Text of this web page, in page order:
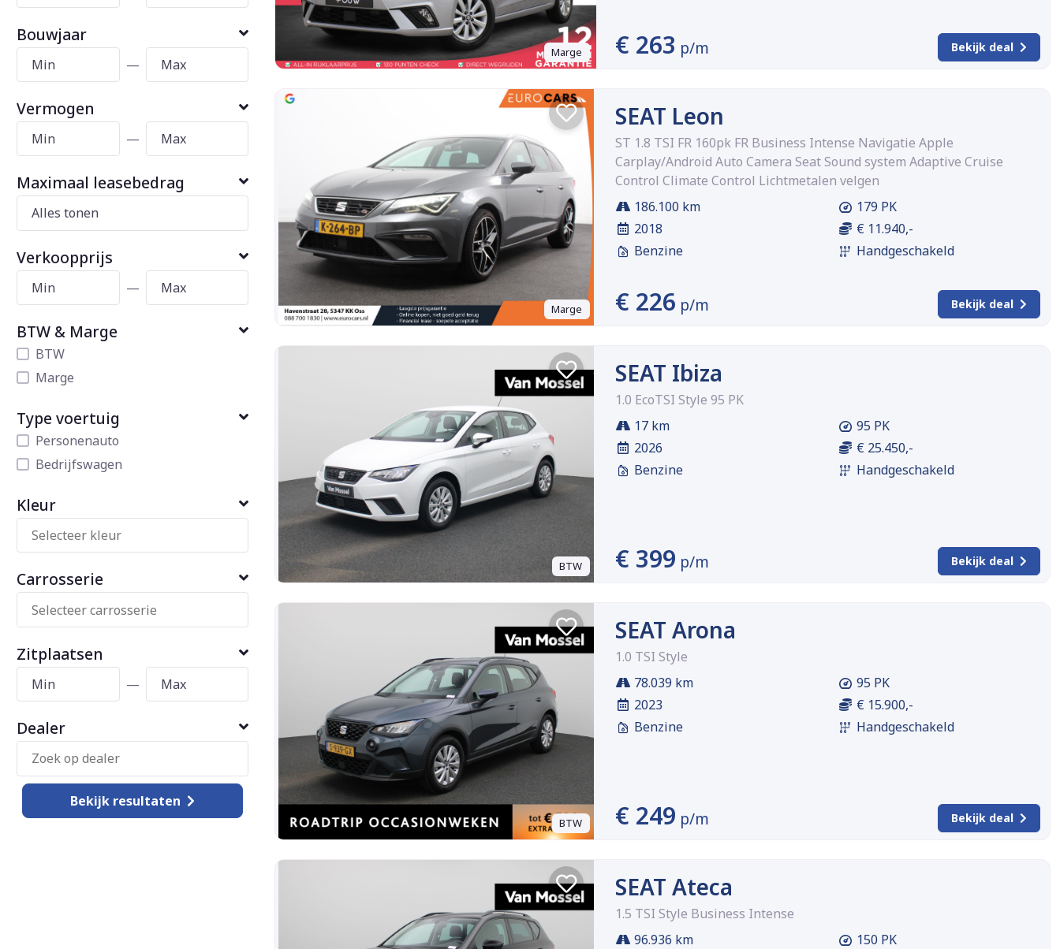
Bouwjaar
—
Vermogen
—
Maximaal leasebedrag
Verkoopprijs
—
BTW & Marge
BTW
Marge
Type voertuig
Personenauto
Bedrijfswagen
Kleur
Carrosserie
Zitplaatsen
—
Dealer
Bekijk resultaten
Marge € 263 p/m Bekijk deal
Marge
SEAT Leon
ST 1.8 TSI FR 160pk FR Business Intense Navigatie Apple
Carplay/Android Auto Camera Seat Sound system Adaptive Cruise
Control Climate Control Lichtmetalen velgen
186.100 km
2018
Benzine
179 PK
€ 11.940,-
Handgeschakeld
€ 226 p/m Bekijk deal
BTW
SEAT Ibiza
1.0 EcoTSI Style 95 PK
17 km
2026
Benzine
95 PK
€ 25.450,-
Handgeschakeld
€ 399 p/m Bekijk deal
BTW
SEAT Arona
1.0 TSI Style
78.039 km
2023
Benzine
95 PK
€ 15.900,-
Handgeschakeld
€ 249 p/m Bekijk deal
SEAT Ateca
1.5 TSI Style Business Intense
96.936 km
150 PK